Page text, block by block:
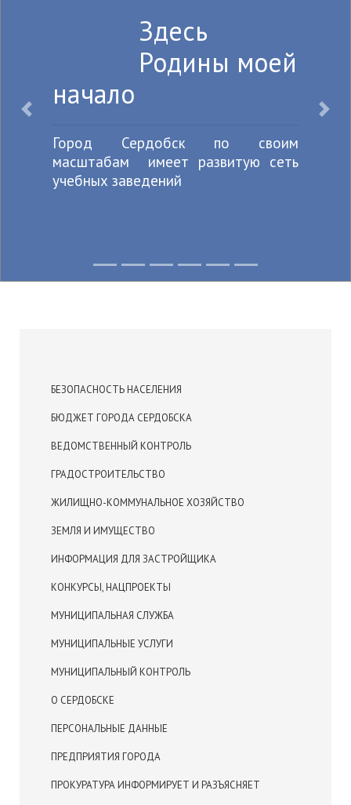
Родины моей
Сердобск по своим
имеет развитую сеть
заведений
Назад
БЕЗОПАСНОСТЬ НАСЕЛЕНИЯ
БЮДЖЕТ ГОРОДА СЕРДОБСКА
ВЕДОМСТВЕННЫЙ КОНТРОЛЬ
ГРАДОСТРОИТЕЛЬСТВО
ЖИЛИЩНО-КОММУНАЛЬНОЕ ХОЗЯЙСТВО
ЗЕМЛЯ И ИМУЩЕСТВО
ИНФОРМАЦИЯ ДЛЯ ЗАСТРОЙЩИКА
КОНКУРСЫ, НАЦПРОЕКТЫ
МУНИЦИПАЛЬНАЯ СЛУЖБА
МУНИЦИПАЛЬНЫЕ УСЛУГИ
МУНИЦИПАЛЬНЫЙ КОНТРОЛЬ
О СЕРДОБСКЕ
ПЕРСОНАЛЬНЫЕ ДАННЫЕ
ПРЕДПРИЯТИЯ ГОРОДА
ПРОКУРАТУРА ИНФОРМИРУЕТ И РАЗЪЯСНЯЕТ